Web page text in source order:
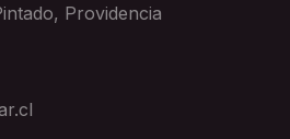
Providencia